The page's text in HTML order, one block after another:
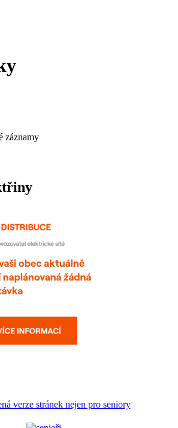
záznamy
verze stránek nejen pro seniory